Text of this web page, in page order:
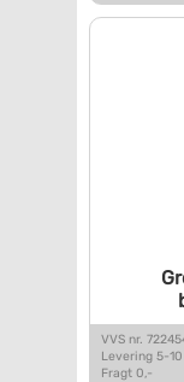
VVS nr.
Levering 5-
Fragt 0,-